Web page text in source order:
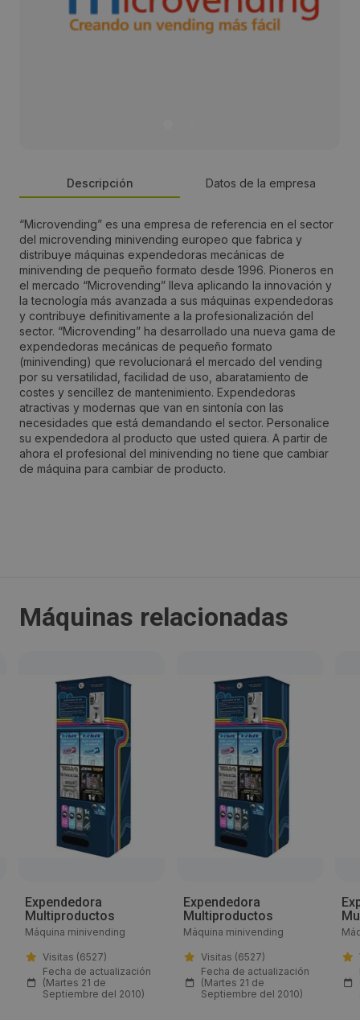
Descripción Datos de la empresa
“Microvending” es una empresa de referencia en el sector
del microvending minivending europeo que fabrica y
distribuye máquinas expendedoras mecánicas de
minivending de pequeño formato desde 1996. Pioneros en
el mercado “Microvending” lleva aplicando la innovación y
la tecnología más avanzada a sus máquinas expendedoras
y contribuye definitivamente a la profesionalización del
sector. “Microvending” ha desarrollado una nueva gama de
expendedoras mecánicas de pequeño formato
(minivending) que revolucionará el mercado del vending
por su versatilidad, facilidad de uso, abaratamiento de
costes y sencillez de mantenimiento. Expendedoras
atractivas y modernas que van en sintonía con las
necesidades que está demandando el sector. Personalice
su expendedora al producto que usted quiera. A partir de
ahora el profesional del minivending no tiene que cambiar
de máquina para cambiar de producto.
Persona de contacto:
Pedro Cajaraville
Dirección:
Abejar, 14
Localidad:
Córdoba
Código Postal:
España
957442142
ventas@microvending.com
http://www.microvending.com/
10,00 a 20:00
Visitas a producto:
4786
Máquinas relacionadas
Expendedora
Multiproductos
Máquina minivending
Visitas (6527)
Fecha de actualización
(Martes 21 de
Septiembre del 2010)
Expendedora
Multiproductos
Máquina minivending
Visitas (6527)
Fecha de actualización
(Martes 21 de
Septiembre del 2010)